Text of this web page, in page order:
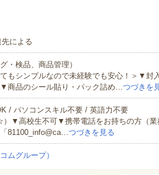
による
・検品、商品管理）
もシンプルなので未経験でも安心！＞▼封
商品のシール貼り・パック詰め…つづきを
/ パソコンスキル不要 / 英語力不要
▼高校生不可▼携帯電話をお持ちの方（
81100_info@ca…つづきを見る
ムグループ）